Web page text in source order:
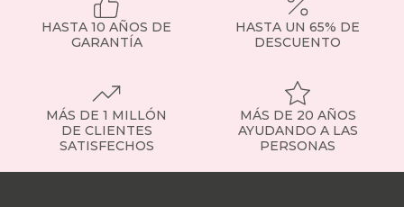
HASTA 10 AÑOS DE
GARANTÍA
HASTA UN 65% DE
DESCUENTO
MÁS DE 1 MILLÓN
DE CLIENTES
SATISFECHOS
MÁS DE 20 AÑOS
AYUDANDO A LAS
PERSONAS